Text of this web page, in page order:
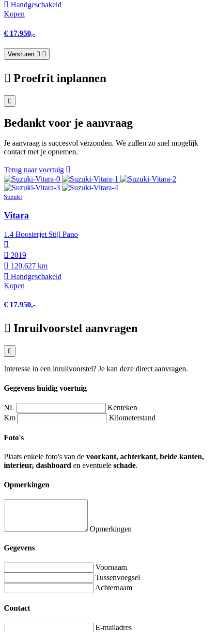
Hand­geschakeld
Kopen
€ 17.950,-
Versturen
Proefrit inplannen
Bedankt voor je aanvraag
Je aanvraag is succesvol verzonden. We zullen zo snel mogelijk
contact met je opnemen.
Terug naar voertuig
Suzuki
Vitara
1.4 Boosterjet Stijl Pano
2019
120.627 km
Hand­geschakeld
Kopen
€ 17.950,-
Inruilvoorstel aanvragen
Interesse in een inruilvoorstel? Je kan deze direct aanvragen.
Gegevens huidig voertuig
NL
Kenteken
Km
Kilometerstand
Foto's
Plaats enkele foto's van de voorkant, achterkant, beide kanten,
interieur, dashboard en eventuele schade.
Opmerkingen
Opmerkingen
Gegevens
Voornaam
Tussenvoegsel
Achternaam
Contact
E-mailadres